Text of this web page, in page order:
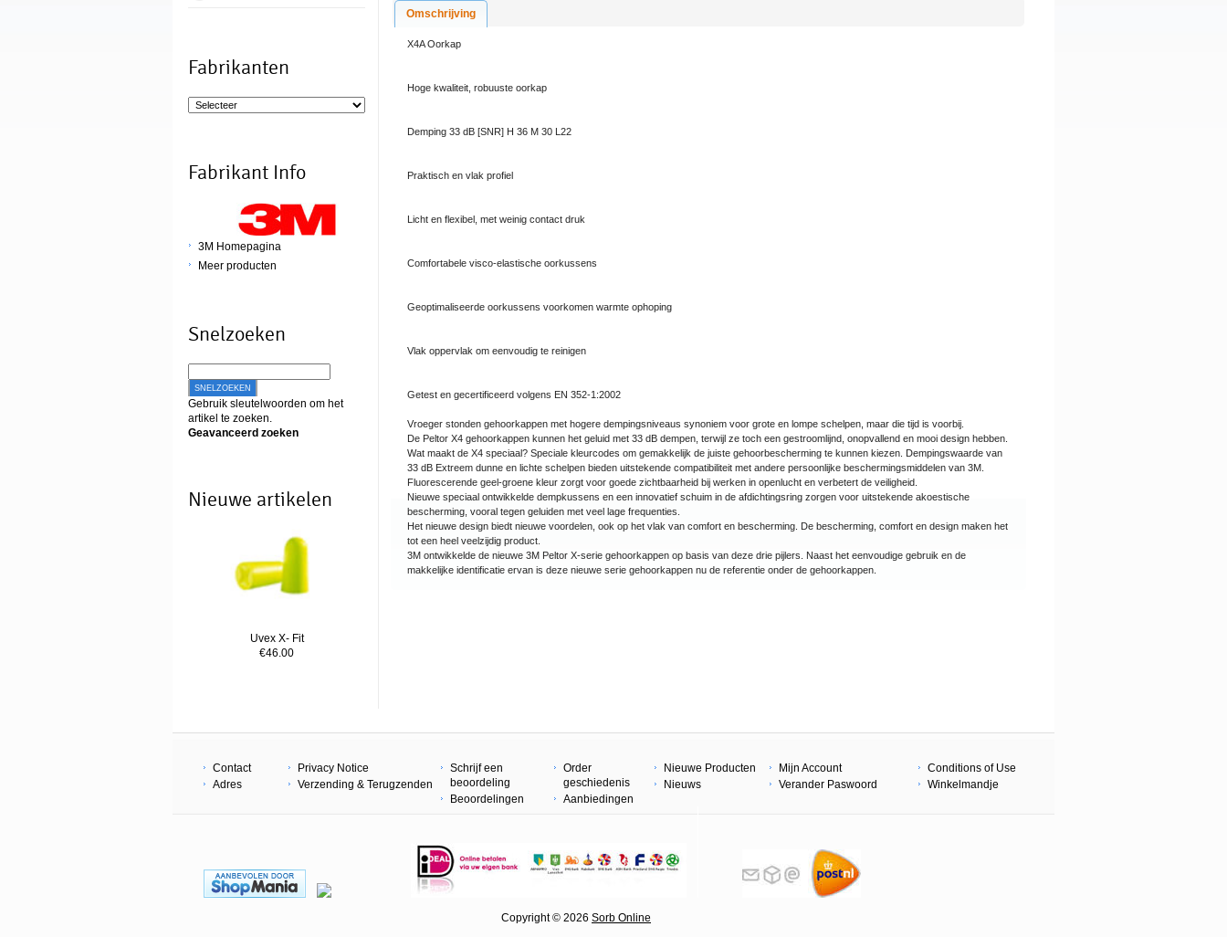
Fabrikanten
Fabrikant Info
3M Homepagina
Meer producten
Snelzoeken
SNELZOEKEN
Gebruik sleutelwoorden om het
artikel te zoeken.
Geavanceerd zoeken
Nieuwe artikelen
Uvex X- Fit
€46.00
Omschrijving
X4A Oorkap
Hoge kwaliteit, robuuste oorkap
Demping 33 dB [SNR] H 36 M 30 L22
Praktisch en vlak profiel
Licht en flexibel, met weinig contact druk
Comfortabele visco-elastische oorkussens
Geoptimaliseerde oorkussens voorkomen warmte ophoping
Vlak oppervlak om eenvoudig te reinigen
Getest en gecertificeerd volgens EN 352-1:2002
Vroeger stonden gehoorkappen met hogere dempingsniveaus synoniem voor grote en lompe schelpen, maar die tijd is voorbij.
De Peltor X4 gehoorkappen kunnen het geluid met 33 dB dempen, terwijl ze toch een gestroomlijnd, onopvallend en mooi design hebben.
Wat maakt de X4 speciaal? Speciale kleurcodes om gemakkelijk de juiste gehoorbescherming te kunnen kiezen. Dempingswaarde van
33 dB Extreem dunne en lichte schelpen bieden uitstekende compatibiliteit met andere persoonlijke beschermingsmiddelen van 3M.
Fluorescerende geel-groene kleur zorgt voor goede zichtbaarheid bij werken in openlucht en verbetert de veiligheid.
Nieuwe speciaal ontwikkelde dempkussens en een innovatief schuim in de afdichtingsring zorgen voor uitstekende akoestische
bescherming, vooral tegen geluiden met veel lage frequenties.
Het nieuwe design biedt nieuwe voordelen, ook op het vlak van comfort en bescherming. De bescherming, comfort en design maken het
tot een heel veelzijdig product.
3M ontwikkelde de nieuwe 3M Peltor X-serie gehoorkappen op basis van deze drie pijlers. Naast het eenvoudige gebruik en de
makkelijke identificatie ervan is deze nieuwe serie gehoorkappen nu de referentie onder de gehoorkappen.
Contact
Adres
Privacy Notice
Verzending & Terugzenden
Schrijf een
beoordeling
Beoordelingen
Order
geschiedenis
Aanbiedingen
Nieuwe Producten
Nieuws
Mijn Account
Verander Paswoord
Conditions of Use
Winkelmandje
Copyright © 2026 Sorb Online